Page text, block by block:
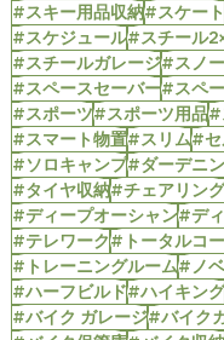
#スキー用品収納#スケート
#スケジュール#スチール
#スチールガレージ#スノ
#スペースセーバー#スペ
#スポーツ#スポーツ用品#
#スマート物置#スリム#セ
#ソロキャンプ#ダーデニ
#タイヤ収納#チェアリング
#ディープオーシャン#デ
#テレワーク#トータルコ
#トレーニングルーム#ノ
#ハーフビルド#ハイキング
#バイク ガレージ#バイク